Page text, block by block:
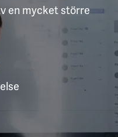
en mycket större